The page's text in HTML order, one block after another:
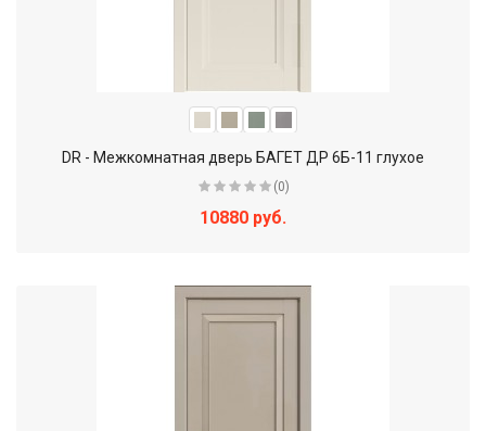
DR - Межкомнатная дверь БАГЕТ ДР 6Б-11 глухое
(0)
10880 руб.